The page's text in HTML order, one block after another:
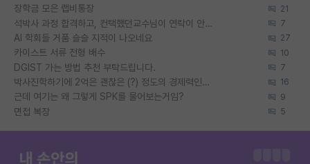
장학금 모은 랩비통장 21
석박사 과정 합격하고, 컨택했던교수님이 연락이 안됩니다... 7
AI 학회들 거품 슬슬 지적이 나오네요 27
카이스트 서류 전형 배수 10
DGIST 가는 방법 추천 부탁드립니다. 7
박사진학하기에 2억은 괜찮은 (?) 정도의 경제력인가요 16
근데 여기는 왜 그렇게 SPK를 물어보는거임? 9
면접 복장 5